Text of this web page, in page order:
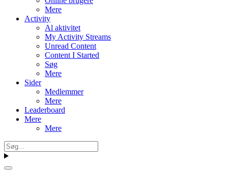
Mere
Activity
Al aktivitet
My Activity Streams
Unread Content
Content I Started
Søg
Mere
Sider
Medlemmer
Mere
Leaderboard
Mere
Mere